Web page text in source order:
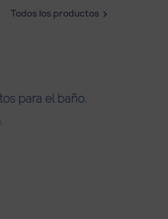
Todos los productos 
para el baño.